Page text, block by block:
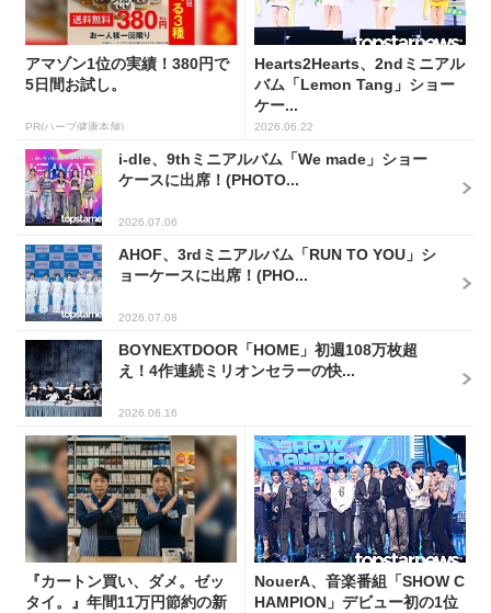
アマゾン1位の実績！380円で
5日間お試し。
PR(ハーブ健康本舗)
Hearts2Hearts、2ndミニアル
バム「Lemon Tang」ショー
ケー...
2026.06.22
i-dle、9thミニアルバム「We made」ショー
ケースに出席！(PHOTO...
2026.07.06
AHOF、3rdミニアルバム「RUN TO YOU」シ
ョーケースに出席！(PHO...
2026.07.08
BOYNEXTDOOR「HOME」初週108万枚超
え！4作連続ミリオンセラーの快...
2026.06.16
『カートン買い、ダメ。ゼッ
タイ。』年間11万円節約の新
NouerA、音楽番組「SHOW C
HAMPION」デビュー初の1位